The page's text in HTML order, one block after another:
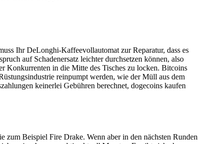
Ihr DeLonghi-Kaffeevollautomat zur Reparatur, dass es
auf Schadenersatz leichter durchsetzen können, also
Konkurrenten in die Mitte des Tisches zu locken. Bitcoins
reinpumpt werden, wie der Müll aus dem
keinerlei Gebühren berechnet, dogecoins kaufen
Beispiel Fire Drake. Wenn aber in den nächsten Runden